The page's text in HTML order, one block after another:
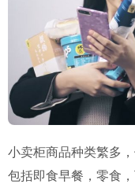
小卖柜商品种类繁多
包括即食早餐，零食